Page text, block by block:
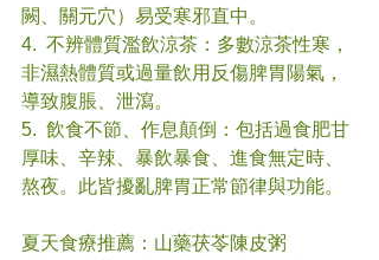
闕、關元穴）易受寒邪直中。
4.  不辨體質濫飲涼茶：多數涼茶性寒，
非濕熱體質或過量飲用反傷脾胃陽氣，
導致腹脹、泄瀉。
5.  飲食不節、作息顛倒：包括過食肥甘
厚味、辛辣、暴飲暴食、進食無定時、
熬夜。此皆擾亂脾胃正常節律與功能。
夏天食療推薦：山藥茯苓陳皮粥